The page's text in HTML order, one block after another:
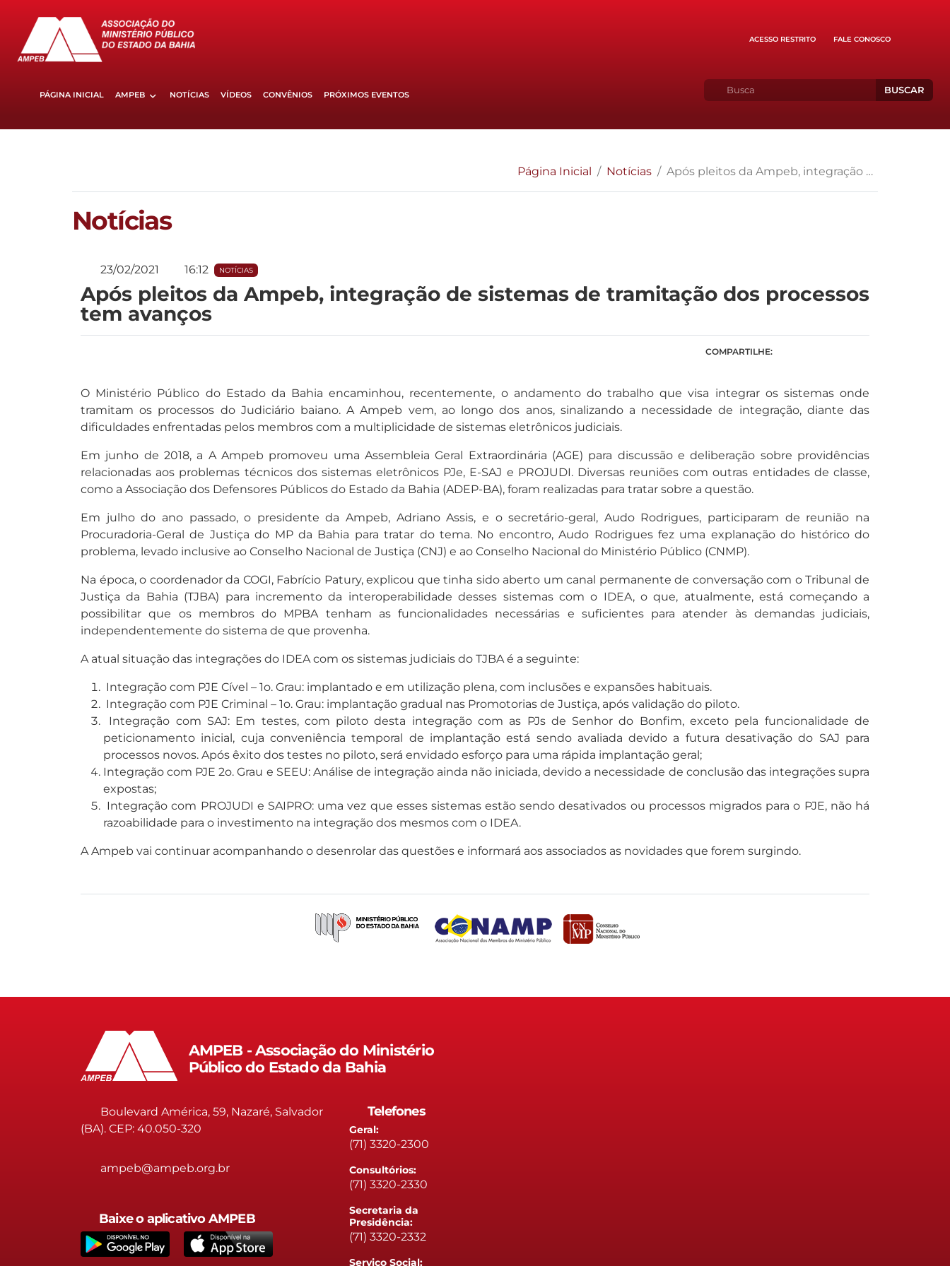
ACESSO RESTRITO FALE CONOSCO
PÁGINA INICIAL AMPEB NOTÍCIAS VÍDEOS CONVÊNIOS PRÓXIMOS EVENTOS BUSCAR
Página Inicial Notícias Após pleitos da Ampeb, integração de sistemas de tramitação dos processos tem avanços
Notícias
23/02/2021 16:12 NOTÍCIAS
Após pleitos da Ampeb, integração de sistemas de tramitação dos processos
tem avanços
COMPARTILHE:
O Ministério Público do Estado da Bahia encaminhou, recentemente, o andamento do trabalho que visa integrar os sistemas onde
tramitam os processos do Judiciário baiano. A Ampeb vem, ao longo dos anos, sinalizando a necessidade de integração, diante das
dificuldades enfrentadas pelos membros com a multiplicidade de sistemas eletrônicos judiciais.
Em junho de 2018, a A Ampeb promoveu uma Assembleia Geral Extraordinária (AGE) para discussão e deliberação sobre providências
relacionadas aos problemas técnicos dos sistemas eletrônicos PJe, E-SAJ e PROJUDI. Diversas reuniões com outras entidades de classe,
como a Associação dos Defensores Públicos do Estado da Bahia (ADEP-BA), foram realizadas para tratar sobre a questão.
Em julho do ano passado, o presidente da Ampeb, Adriano Assis, e o secretário-geral, Audo Rodrigues, participaram de reunião na
Procuradoria-Geral de Justiça do MP da Bahia para tratar do tema. No encontro, Audo Rodrigues fez uma explanação do histórico do
problema, levado inclusive ao Conselho Nacional de Justiça (CNJ) e ao Conselho Nacional do Ministério Público (CNMP).
Na época, o coordenador da COGI, Fabrício Patury, explicou que tinha sido aberto um canal permanente de conversação com o Tribunal de
Justiça da Bahia (TJBA) para incremento da interoperabilidade desses sistemas com o IDEA, o que, atualmente, está começando a
possibilitar que os membros do MPBA tenham as funcionalidades necessárias e suficientes para atender às demandas judiciais,
independentemente do sistema de que provenha.
A atual situação das integrações do IDEA com os sistemas judiciais do TJBA é a seguinte:
Integração com PJE Cível – 1o. Grau: implantado e em utilização plena, com inclusões e expansões habituais.
Integração com PJE Criminal – 1o. Grau: implantação gradual nas Promotorias de Justiça, após validação do piloto.
Integração com SAJ: Em testes, com piloto desta integração com as PJs de Senhor do Bonfim, exceto pela funcionalidade de
peticionamento inicial, cuja conveniência temporal de implantação está sendo avaliada devido a futura desativação do SAJ para
processos novos. Após êxito dos testes no piloto, será envidado esforço para uma rápida implantação geral;
Integração com PJE 2o. Grau e SEEU: Análise de integração ainda não iniciada, devido a necessidade de conclusão das integrações supra
expostas;
Integração com PROJUDI e SAIPRO: uma vez que esses sistemas estão sendo desativados ou processos migrados para o PJE, não há
razoabilidade para o investimento na integração dos mesmos com o IDEA.
A Ampeb vai continuar acompanhando o desenrolar das questões e informará aos associados as novidades que forem surgindo.
AMPEB - Associação do Ministério
Público do Estado da Bahia
Boulevard América, 59, Nazaré, Salvador
(BA). CEP: 40.050-320
ampeb@ampeb.org.br
Baixe o aplicativo AMPEB
Telefones
Geral:
(71) 3320-2300
Consultórios:
(71) 3320-2330
Secretaria da
Presidência:
(71) 3320-2332
Serviço Social: